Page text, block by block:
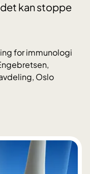
kan stoppe
for immunologi
Oslo